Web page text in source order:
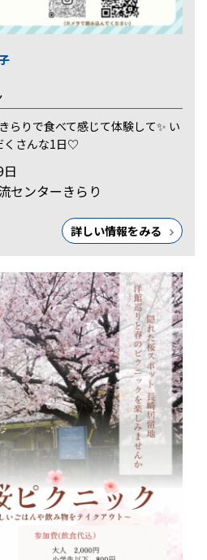
らりで食べて感じて体験して✨ い
くさんな1日♡
センターきらり
詳しい情報をみる